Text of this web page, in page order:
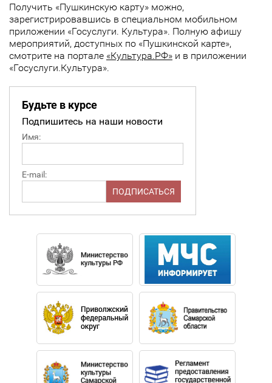
Получить «Пушкинскую карту» можно,
зарегистрировавшись в специальном мобильном
приложении «Госуслуги. Культура». Полную афишу
мероприятий, доступных по «Пушкинской карте»,
смотрите на портале «Культура.РФ» и в приложении
«Госуслуги.Культура».
Будьте в курсе
Подпишитесь на наши новости
Имя:
E-mail: